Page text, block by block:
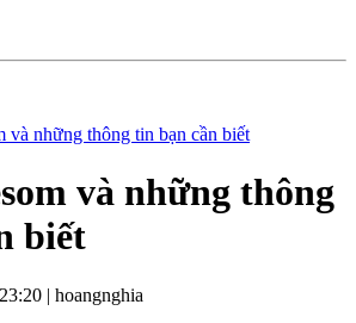
và những thông tin bạn cần biết
và những thông
biết
| hoangnghia